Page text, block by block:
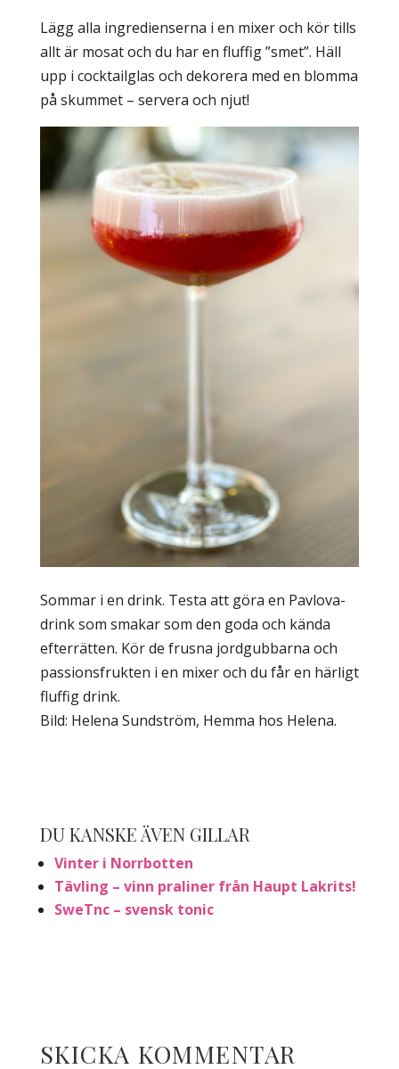
Lägg alla ingredienserna i en mixer och kör tills
allt är mosat och du har en fluffig ”smet”. Häll
upp i cocktailglas och dekorera med en blomma
på skummet – servera och njut!
Sommar i en drink. Testa att göra en Pavlova-
drink som smakar som den goda och kända
efterrätten. Kör de frusna jordgubbarna och
passionsfrukten i en mixer och du får en härligt
fluffig drink.
Bild: Helena Sundström, Hemma hos Helena.
DU KANSKE ÄVEN GILLAR
Vinter i Norrbotten
Tävling – vinn praliner från Haupt Lakrits!
SweTnc – svensk tonic
SKICKA KOMMENTAR